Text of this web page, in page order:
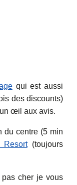
qui est aussi
des discounts)
œil aux avis.
du centre (5 min
Resort(toujours
cher je vous